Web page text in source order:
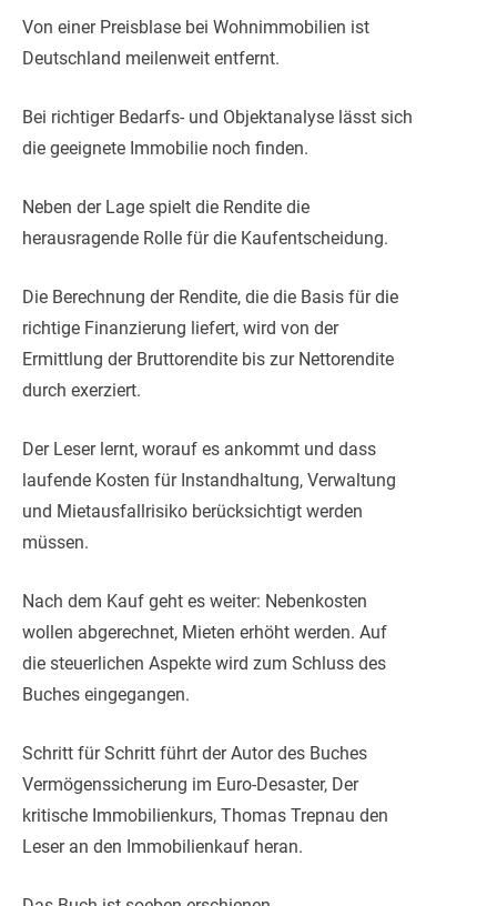
Von einer Preisblase bei Wohnimmobilien ist
Deutschland meilenweit entfernt.
Bei richtiger Bedarfs- und Objektanalyse lässt sich
die geeignete Immobilie noch finden.
Neben der Lage spielt die Rendite die
herausragende Rolle für die Kaufentscheidung.
Die Berechnung der Rendite, die die Basis für die
richtige Finanzierung liefert, wird von der
Ermittlung der Bruttorendite bis zur Nettorendite
durch exerziert.
Der Leser lernt, worauf es ankommt und dass
laufende Kosten für Instandhaltung, Verwaltung
und Mietausfallrisiko berücksichtigt werden
müssen.
Nach dem Kauf geht es weiter: Nebenkosten
wollen abgerechnet, Mieten erhöht werden. Auf
die steuerlichen Aspekte wird zum Schluss des
Buches eingegangen.
Schritt für Schritt führt der Autor des Buches
Vermögenssicherung im Euro-Desaster, Der
kritische Immobilienkurs, Thomas Trepnau den
Leser an den Immobilienkauf heran.